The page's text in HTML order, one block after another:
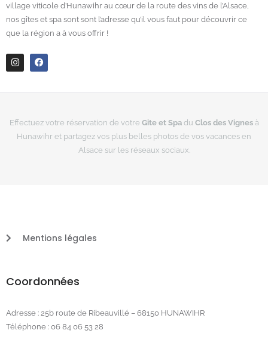
village viticole d’Hunawihr au cœur de la route des vins de l’Alsace,
nos gîtes et spa sont sont l’adresse qu’il vous faut pour découvrir ce
que la région a à vous offrir !
I
t
r
a
m
F
e
o
Effectuez votre réservation de votre Gite et Spadu Clos des Vignesà
Hunawihr et partagez vos plus belles photos de vos vacances en
Alsace sur les réseaux sociaux.
Mentions légales
Coordonnées
Adresse : 25b route de Ribeauvillé – 68150 HUNAWIHR
Téléphone : 06 84 06 53 28